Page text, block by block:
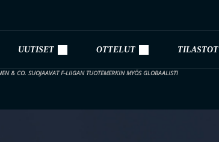
UUTISET OTTELUT TILASTOT
& CO. SUOJAAVAT F-LIIGAN TUOTEMERKIN MYÖS GLOBAALISTI